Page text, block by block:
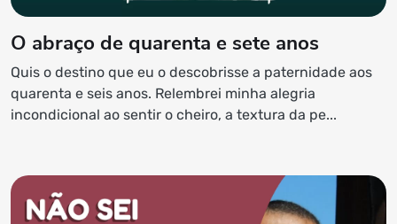
O abraço de quarenta e sete anos
Quis o destino que eu o descobrisse a paternidade aos
quarenta e seis anos. Relembrei minha alegria
incondicional ao sentir o cheiro, a textura da pe...